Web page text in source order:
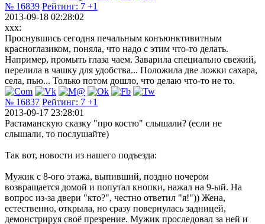
№ 16839 Рейтинг: 7 +1
2013-09-18 02:28:02
xxx:
Проснувшись сегодня печальным конъюнктивитным
красноглазиком, поняла, что надо с этим что-то делать.
Например, промыть глаза чаем. Заварила специально свежий,
перелила в чашку для удобства... Положила две ложки сахара,
села, пью... Только потом дошло, что делаю что-то не то.
№ 16837 Рейтинг: 7 +1
2013-09-17 23:28:01
Растаманскую сказку "про костю" слышали? (если не
слышали, то послушайте)
Так вот, новости из нашего подъезда:
Мужик с 8-ого этажа, выпивший, поздно ночером
возвращается домой и попутал кнопки, нажал на 9-ый. На
вопрос из-за двери "кто?", честно ответил "я!")) Жена,
естественно, открыла, но сразу повернулась задницей,
демонстрируя своё презрение. Мужик проследовал за ней и